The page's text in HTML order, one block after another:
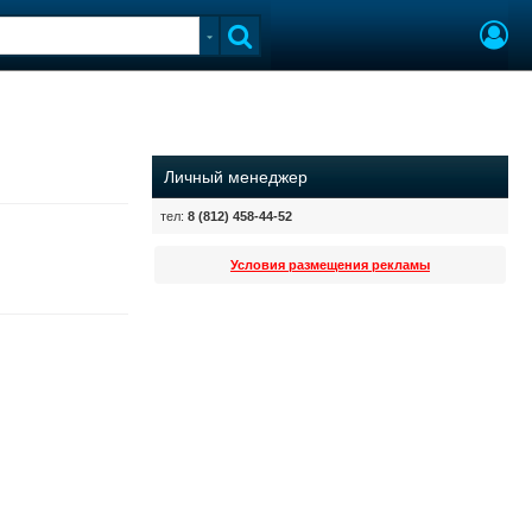
Личный менеджер
тел: 8 (812) 458-44-52
Условия размещения рекламы